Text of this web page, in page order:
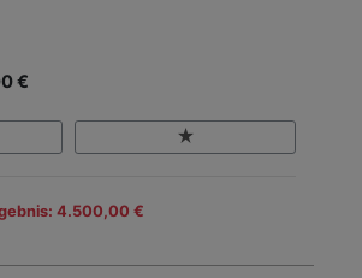
€
4.500,00 €